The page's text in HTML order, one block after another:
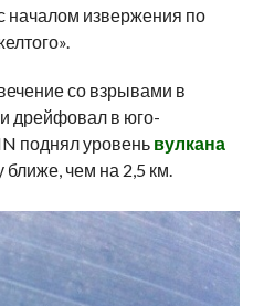
началом извержения по
со взрывами в
дрейфовал в юго-
поднял уровень вулкана
чем на 2,5 км.